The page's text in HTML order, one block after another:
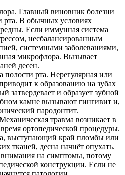
Главный виновник болезни
рта. В обычных условиях
Если иммунная система
несбалансированным
системными заболеваниями,
микрофлора. Вызывает
десен.
полости рта. Нерегулярная или
к образованию на зубах
затвердевает и образует зубной
камне вызывают гингивит и,
пародонтит.
травма возникает в
ортопедической процедуры.
выступающий край пломбы или
тканей, десна начнёт опухать.
на симптомы, потому
конструкции. Если не